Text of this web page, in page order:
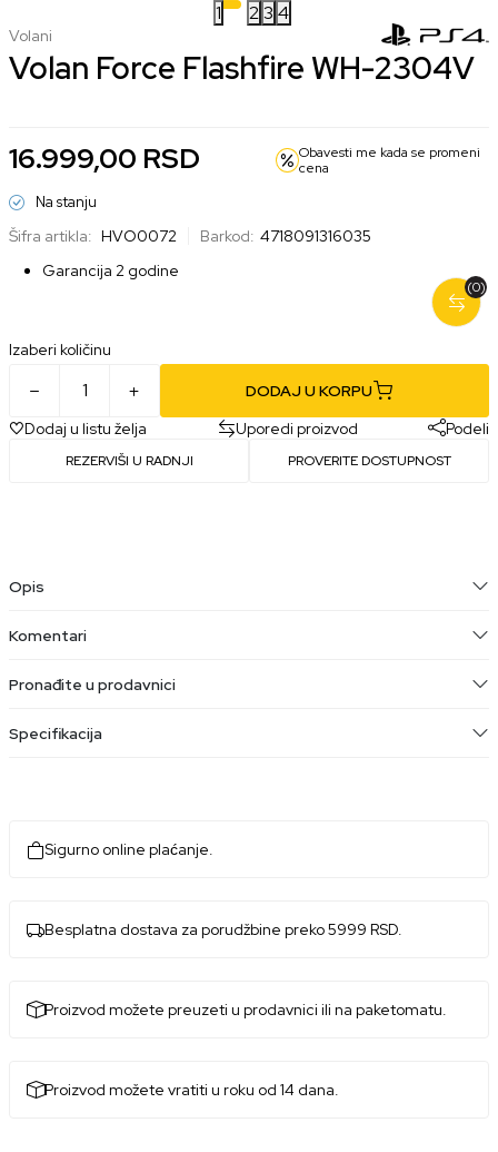
1 23 4
Volani
Volan Force Flashfire WH-2304V
16.999,00 RSD
Obavesti me kada se promeni
cena
Na stanju
Šifra artikla: HVO0072 Barkod: 4718091316035
Garancija 2 godine
Izaberi količinu
DODAJ U KORPU
Dodaj u listu želja
Uporedi proizvod Podeli
REZERVIŠI U RADNJI PROVERITE DOSTUPNOST
(0)
Opis
Komentari
Pronađite u prodavnici
Specifikacija
Sigurno online plaćanje.
Besplatna dostava za porudžbine preko 5999 RSD.
Proizvod možete preuzeti u prodavnici ili na paketomatu.
Proizvod možete vratiti u roku od 14 dana.